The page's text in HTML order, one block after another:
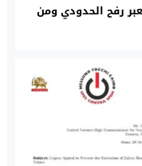
رفح الحدودي ومن